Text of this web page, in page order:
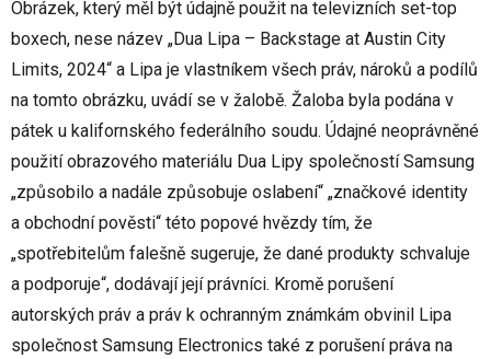
Obrázek, který měl být údajně použit na televizních set-top
boxech, nese název „Dua Lipa – Backstage at Austin City
Limits, 2024“ a Lipa je vlastníkem všech práv, nároků a podílů
na tomto obrázku, uvádí se v žalobě. Žaloba byla podána v
pátek u kalifornského federálního soudu. Údajné neoprávněné
použití obrazového materiálu Dua Lipy společností Samsung
„způsobilo a nadále způsobuje oslabení“ „značkové identity
a obchodní pověsti“ této popové hvězdy tím, že
„spotřebitelům falešně sugeruje, že dané produkty schvaluje
a podporuje“, dodávají její právníci. Kromě porušení
autorských práv a práv k ochranným známkám obvinil Lipa
společnost Samsung Electronics také z porušení práva na